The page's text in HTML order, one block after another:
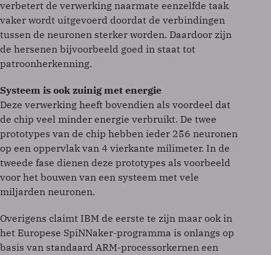
verbetert de verwerking naarmate eenzelfde taak
vaker wordt uitgevoerd doordat de verbindingen
tussen de neuronen sterker worden. Daardoor zijn
de hersenen bijvoorbeeld goed in staat tot
patroonherkenning.
Systeem is ook zuinig met energie
Deze verwerking heeft bovendien als voordeel dat
de chip veel minder energie verbruikt. De twee
prototypes van de chip hebben ieder 256 neuronen
op een oppervlak van 4 vierkante milimeter. In de
tweede fase dienen deze prototypes als voorbeeld
voor het bouwen van een systeem met vele
miljarden neuronen.
Overigens claimt IBM de eerste te zijn maar ook in
het Europese SpiNNaker-programma is onlangs op
basis van standaard ARM-processorkernen een